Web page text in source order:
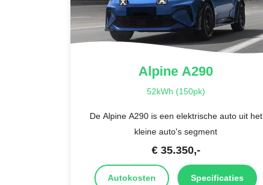
AlpineA290
52kWh (150pk)
De Alpine A290 is een elektrische auto uit het
kleine auto's segment
€ 35.350,-
Autokosten Specificaties